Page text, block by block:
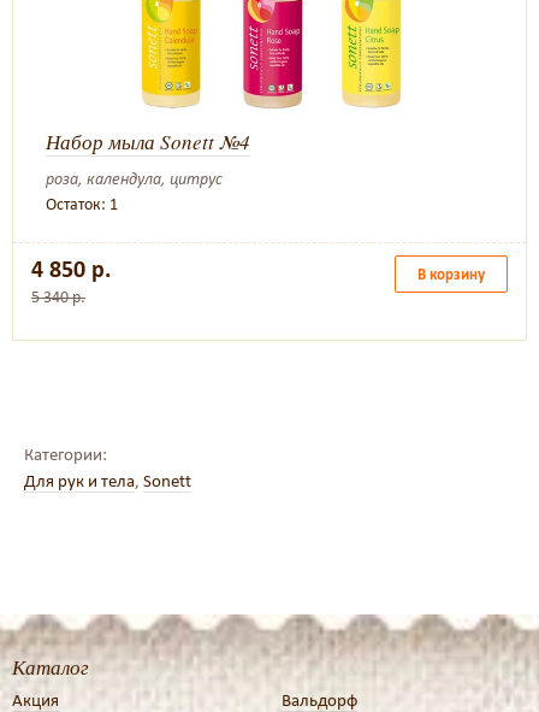
Набор мыла Sonett №4
роза, календула, цитрус
Остаток: 1
4 850 р.
5 340 р.
В корзину
Категории:
Для рук и тела, Sonett
Каталог
Акция
Вальдорф